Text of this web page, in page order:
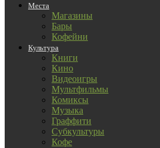
Места
Магазины
Бары
Кофейни
Культура
Книги
Кино
Видеоигры
Мультфильмы
Комиксы
Музыка
Граффити
Субкультуры
Кофе